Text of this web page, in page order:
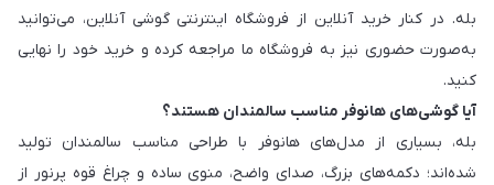
بله. در کنار خرید آنلاین از فروشگاه اینترنتی گوشی آنلاین، می‌توانید
به‌صورت حضوری نیز به فروشگاه ما مراجعه کرده و خرید خود را نهایی
کنید.
آیا گوشی‌های هانوفر مناسب سالمندان هستند؟
بله، بسیاری از مدل‌های هانوفر با طراحی مناسب سالمندان تولید
شده‌اند؛ دکمه‌های بزرگ، صدای واضح، منوی ساده و چراغ قوه پرنور از